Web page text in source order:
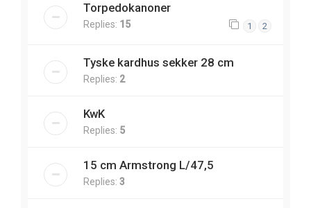
Torpedokanoner
Replies: 15 1 2
Tyske kardhus sekker 28 cm
Replies: 2
KwK
Replies: 5
15 cm Armstrong L/47,5
Replies: 3